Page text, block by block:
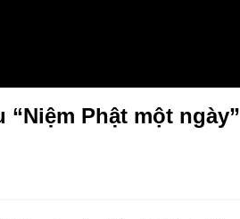
Phật một ngày”